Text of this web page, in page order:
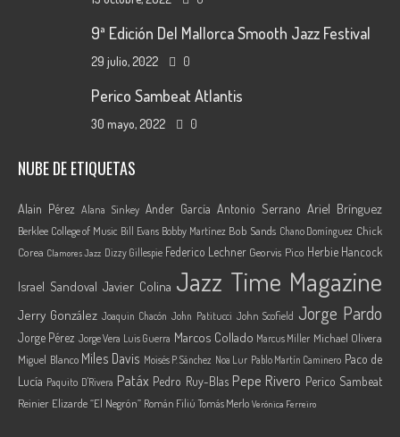
9ª Edición Del Mallorca Smooth Jazz Festival
29 julio, 2022 0
Perico Sambeat Atlantis
30 mayo, 2022 0
NUBE DE ETIQUETAS
Alain Pérez Alana Sinkey Ander García Antonio Serrano Ariel Brínguez
Berklee College of Music Bill Evans Bobby Martínez Bob Sands Chano Domínguez Chick
Corea Clamores Jazz Dizzy Gillespie Federico Lechner Georvis Pico Herbie Hancock
Israel Sandoval Javier Colina Jazz Time Magazine
Jerry González Joaquin Chacón John Patitucci John Scofield Jorge Pardo
Jorge Pérez Jorge Vera Luis Guerra Marcos Collado Marcus Miller Michael Olivera
Miguel Blanco Miles Davis Moisés P. Sánchez Noa Lur Pablo Martín Caminero Paco de
Lucía Paquito D'Rivera Patáx Pedro Ruy-Blas Pepe Rivero Perico Sambeat
Reinier Elizarde “El Negrón” Román Filiú Tomás Merlo Verónica Ferreiro